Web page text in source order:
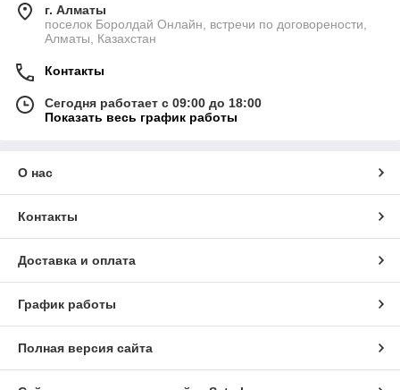
г. Алматы
поселок Боролдай Онлайн, встречи по договорености,
Алматы, Казахстан
Контакты
Сегодня работает с 09:00 до 18:00
Показать весь график работы
О нас
Контакты
Доставка и оплата
График работы
Полная версия сайта